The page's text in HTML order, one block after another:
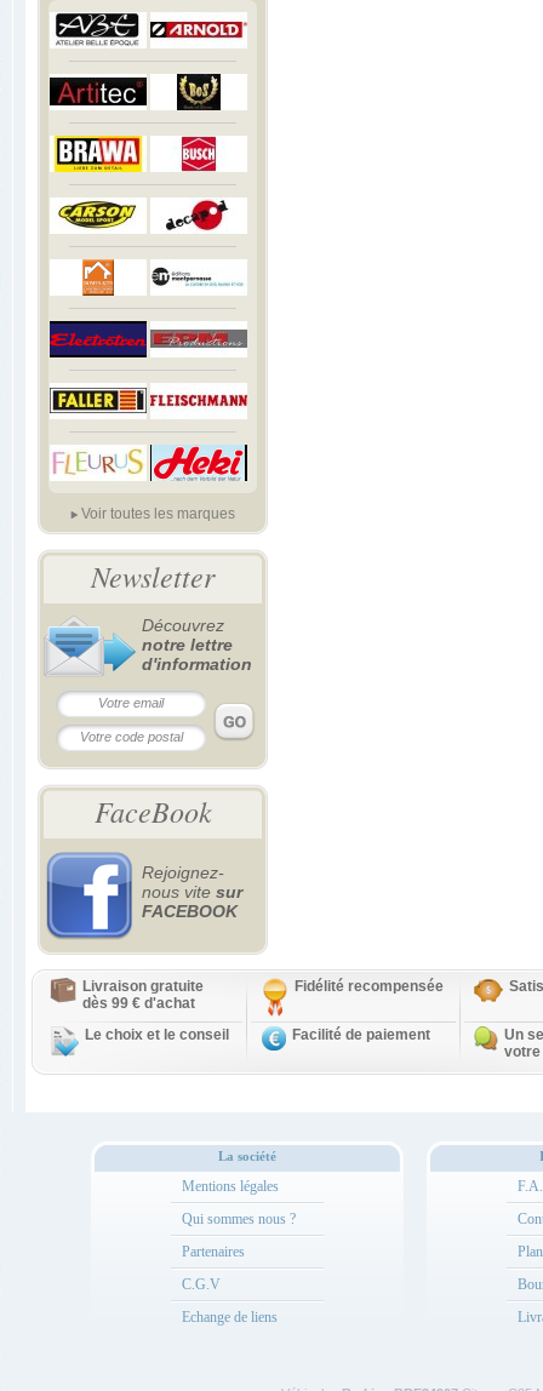
Voir toutes les marques
Newsletter
Découvrez
notre lettre
d'information
FaceBook
Rejoignez-
nous vite sur
FACEBOOK
Livraison gratuite
dès 99 € d'achat
Fidélité recompensée
Le choix et le conseil Facilité de paiement
Un
votre
La société
Mentions légales
Qui sommes nous ?
Partenaires
C.G.V
Echange de liens